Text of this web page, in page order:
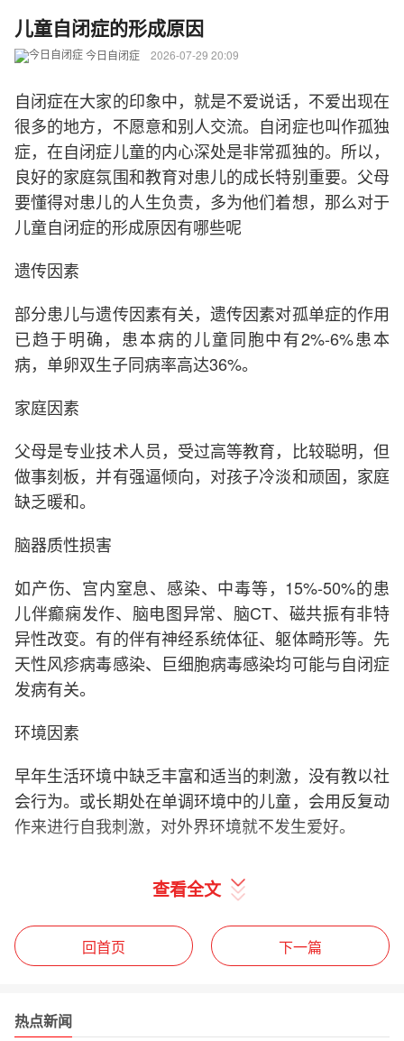
儿童自闭症的形成原因
今日自闭症 2026-07-29 20:09
自闭症在大家的印象中，就是不爱说话，不爱出现在
很多的地方，不愿意和别人交流。自闭症也叫作孤独
症，在自闭症儿童的内心深处是非常孤独的。所以，
良好的家庭氛围和教育对患儿的成长特别重要。父母
要懂得对患儿的人生负责，多为他们着想，那么对于
儿童自闭症的形成原因有哪些呢
遗传因素
部分患儿与遗传因素有关，遗传因素对孤单症的作用
已趋于明确，患本病的儿童同胞中有2%-6%患本
病，单卵双生子同病率高达36%。
家庭因素
父母是专业技术人员，受过高等教育，比较聪明，但
做事刻板，并有强逼倾向，对孩子冷淡和顽固，家庭
缺乏暖和。
脑器质性损害
如产伤、宫内窒息、感染、中毒等，15%-50%的患
儿伴癫痫发作、脑电图异常、脑CT、磁共振有非特
异性改变。有的伴有神经系统体征、躯体畸形等。先
天性风疹病毒感染、巨细胞病毒感染均可能与自闭症
发病有关。
环境因素
早年生活环境中缺乏丰富和适当的刺激，没有教以社
会行为。或长期处在单调环境中的儿童，会用反复动
作来进行自我刺激，对外界环境就不发生爱好。
查看全文
回首页 下一篇
热点新闻